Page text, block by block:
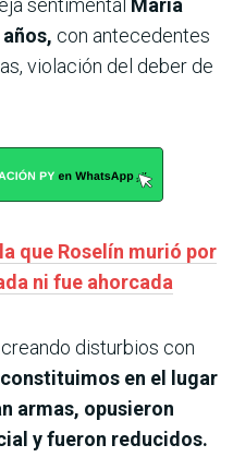
sentimental María
con antecedentes
violación del deber de
que Roselín murió por
ni fue ahorcada
disturbios con
en el lugar
armas, opusieron
y fueron reducidos.